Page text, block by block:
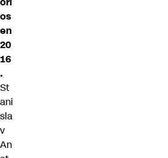
os
en
20
16
.
St
ani
sla
v
An